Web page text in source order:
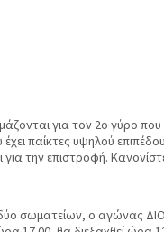
για τον 2ο γύρο
παίκτες υψηλού
την επιστροφή.
σωματείων, ο αγώνας